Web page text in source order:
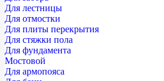
Для лестницы
Для отмостки
Для плиты перекрытия
Для стяжки пола
Для фундамента
Мостовой
Для армопояса